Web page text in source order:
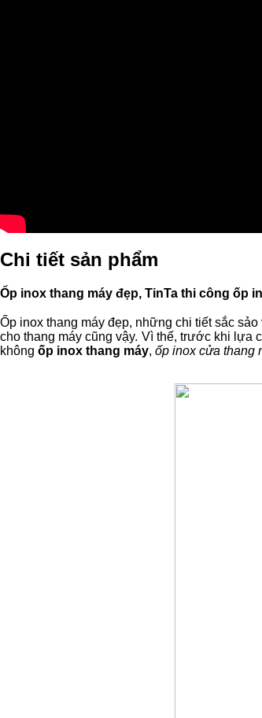
Chi tiết sản phẩm
Ốp inox thang máy đẹp, TinTa thi công ốp
Ốp inox thang máy đẹp, những chi tiết sắc sảo
cho thang máy cũng vậy. Vì thế, trước khi lựa
không ốp inox thang máy, ốp inox cửa thang